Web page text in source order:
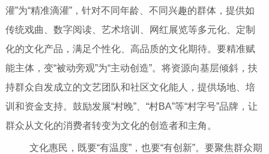
灌”为“精准滴灌”，针对不同年龄、不同兴趣的群体，提供如
传统戏曲、数字阅读、艺术培训、网红展览等多元化、定制
化的文化产品，满足个性化、高品质的文化期待。要精准赋
能主体，变“被动旁观”为“主动创造”。将资源向基层倾斜，扶
持群众自发成立的文艺团队和社区文化能人，提供场地、培
训和资金支持。鼓励发展“村晚”、“村BA”等“村字号”品牌，让
群众从文化的消费者转变为文化的创造者和主角。
文化惠民，既要“有温度”，也要“有创新”。要聚焦群众期